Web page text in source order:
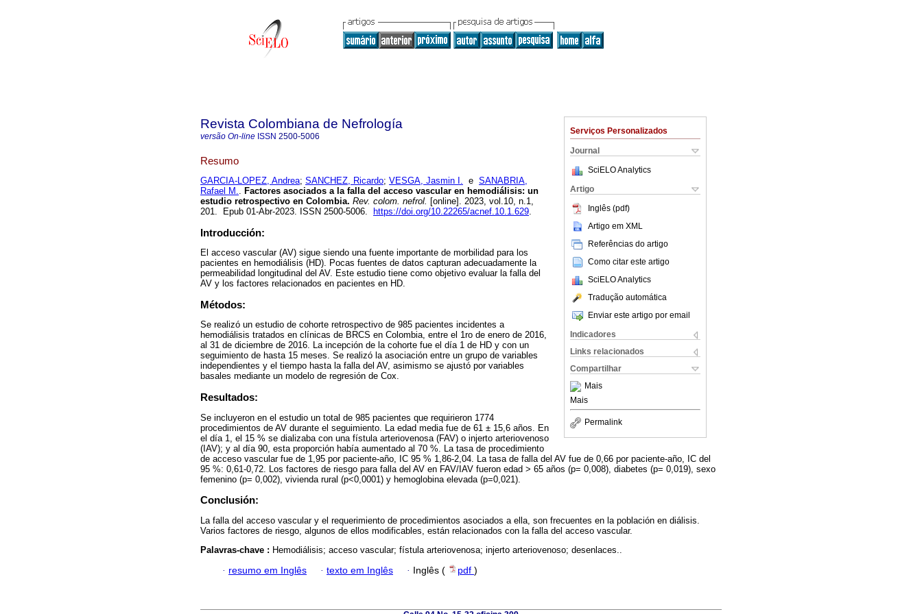
Serviços Personalizados
Journal
SciELO Analytics
Artigo
Inglês (pdf)
Artigo em XML
Referências do artigo
Como citar este artigo
SciELO Analytics
Tradução automática
Enviar este artigo por email
Indicadores
Links relacionados
Compartilhar
Mais
Mais
Permalink
Revista Colombiana de Nefrología
versão On-line ISSN 2500-5006
Resumo
GARCIA-LOPEZ, Andrea; SANCHEZ, Ricardo; VESGA, Jasmin I. e SANABRIA,
Rafael M.. Factores asociados a la falla del acceso vascular en hemodiálisis: un
estudio retrospectivo en Colombia. Rev. colom. nefrol. [online]. 2023, vol.10, n.1,
201. Epub 01-Abr-2023. ISSN 2500-5006.
https://doi.org/10.22265/acnef.10.1.629.
Introducción:
El acceso vascular (AV) sigue siendo una fuente importante de morbilidad para los
pacientes en hemodiálisis (HD). Pocas fuentes de datos capturan adecuadamente la
permeabilidad longitudinal del AV. Este estudio tiene como objetivo evaluar la falla del
AV y los factores relacionados en pacientes en HD.
Métodos:
Se realizó un estudio de cohorte retrospectivo de 985 pacientes incidentes a
hemodiálisis tratados en clínicas de BRCS en Colombia, entre el 1ro de enero de 2016,
al 31 de diciembre de 2016. La incepción de la cohorte fue el día 1 de HD y con un
seguimiento de hasta 15 meses. Se realizó la asociación entre un grupo de variables
independientes y el tiempo hasta la falla del AV, asimismo se ajustó por variables
basales mediante un modelo de regresión de Cox.
Resultados:
Se incluyeron en el estudio un total de 985 pacientes que requirieron 1774
procedimientos de AV durante el seguimiento. La edad media fue de 61 ± 15,6 años. En
el día 1, el 15 % se dializaba con una fístula arteriovenosa (FAV) o injerto arteriovenoso
(IAV); y al día 90, esta proporción había aumentado al 70 %. La tasa de procedimiento
de acceso vascular fue de 1,95 por paciente-año, IC 95 % 1,86-2,04. La tasa de falla del AV fue de 0,66 por paciente-año, IC del
95 %: 0,61-0,72. Los factores de riesgo para falla del AV en FAV/IAV fueron edad > 65 años (p= 0,008), diabetes (p= 0,019), sexo
femenino (p= 0,002), vivienda rural (p<0,0001) y hemoglobina elevada (p=0,021).
Conclusión:
La falla del acceso vascular y el requerimiento de procedimientos asociados a ella, son frecuentes en la población en diálisis.
Varios factores de riesgo, algunos de ellos modificables, están relacionados con la falla del acceso vascular.
Palavras-chave : Hemodiálisis; acceso vascular; fístula arteriovenosa; injerto arteriovenoso; desenlaces..
· resumo em Inglês · texto em Inglês · Inglês ( pdf )